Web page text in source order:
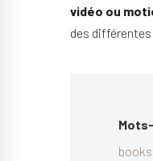
vidéo ou
des